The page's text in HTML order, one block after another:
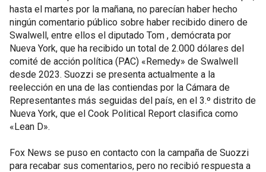
hasta el martes por la mañana, no parecían haber hecho
ningún comentario público sobre haber recibido dinero de
Swalwell, entre ellos el diputado Tom , demócrata por
Nueva York, que ha recibido un total de 2.000 dólares del
comité de acción política (PAC) «Remedy» de Swalwell
desde 2023. Suozzi se presenta actualmente a la
reelección en una de las contiendas por la Cámara de
Representantes más seguidas del país, en el 3.º distrito de
Nueva York, que el Cook Political Report clasifica como
«Lean D».
Fox News se puso en contacto con la campaña de Suozzi
para recabar sus comentarios, pero no recibió respuesta a